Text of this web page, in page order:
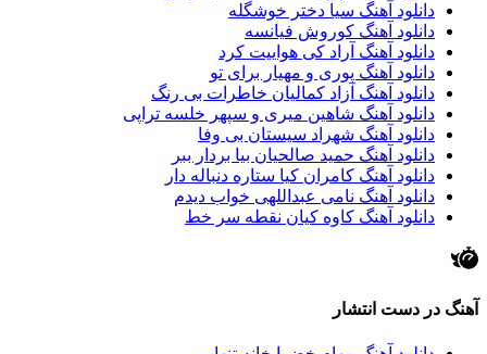
دانلود آهنگ سیا دختر خوشگله
دانلود آهنگ کوروش فیانسه
دانلود آهنگ آراد کی هواییت کرد
دانلود آهنگ پوری و مهیار برای تو
دانلود آهنگ آزاد کمالیان خاطرات بی رنگ
دانلود آهنگ شاهین میری و سپهر خلسه تراپی
دانلود آهنگ شهراد سیستان بی وفا
دانلود آهنگ حمید صالحیان بیا بردار ببر
دانلود آهنگ کامران کیا ستاره دنباله دار
دانلود آهنگ نامی عبداللهی خواب دیدم
دانلود آهنگ کاوه کیان نقطه سر خط
آهنگ در دست انتشار